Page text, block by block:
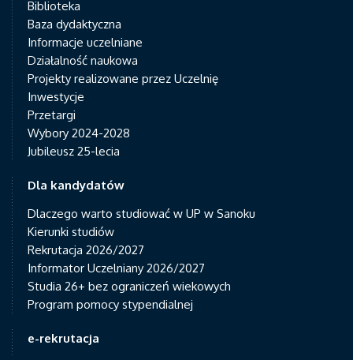
Biblioteka
Baza dydaktyczna
Informacje uczelniane
Działalność naukowa
Projekty realizowane przez Uczelnię
Inwestycje
Przetargi
Wybory 2024-2028
Jubileusz 25-lecia
Dla kandydatów
Dlaczego warto studiować w UP w Sanoku
Kierunki studiów
Rekrutacja 2026/2027
Informator Uczelniany 2026/2027
Studia 26+ bez ograniczeń wiekowych
Program pomocy stypendialnej
e-rekrutacja